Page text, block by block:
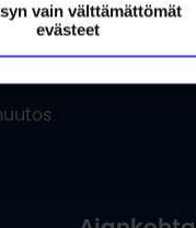
vain välttämättömät
evästeet